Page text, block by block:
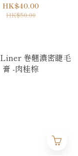
HK$40.00
HK$50.00